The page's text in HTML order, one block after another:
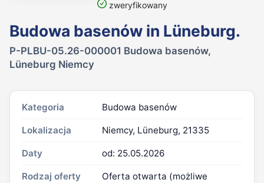
zweryfikowany
Budowa basenów in Lüneburg.
P-PLBU-05.26-000001 Budowa basenów,
Lüneburg Niemcy
Kategoria Budowa basenów
Lokalizacja Niemcy, Lüneburg, 21335
Daty od: 25.05.2026
Rodzaj oferty
Oferta otwarta (możliwe